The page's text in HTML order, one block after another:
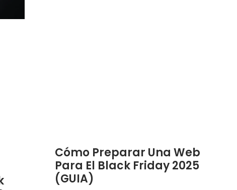
Cómo Preparar Una Web
Para El Black Friday 2025
(GUIA)